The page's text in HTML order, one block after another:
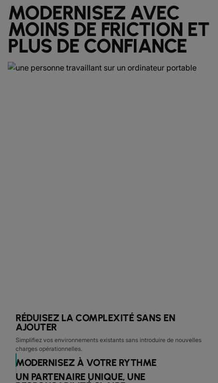
MODERNISEZ AVEC
MOINS DE FRICTION ET
PLUS DE CONFIANCE
RÉDUISEZ LA COMPLEXITÉ SANS EN
AJOUTER
Simplifiez vos environnements existants sans introduire de nouvelles
charges opérationnelles.
MODERNISEZ À VOTRE RYTHME
UN PARTENAIRE UNIQUE, UNE